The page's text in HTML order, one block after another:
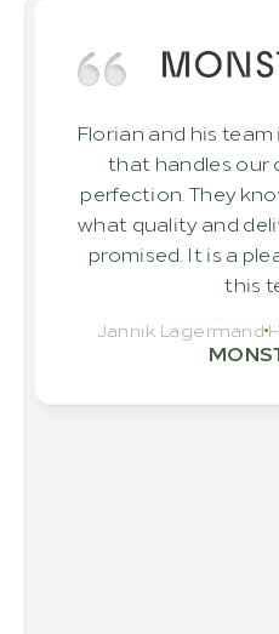
Florian and his
that handles our
perfection. They
what quality and
promised. It is a
this
Jannik Lagermand